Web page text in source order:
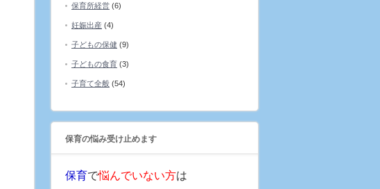
保育所経営 (6)
妊娠出産 (4)
子どもの保健 (9)
子どもの食育 (3)
子育て全般 (54)
保育の悩み受け止めます
保育で悩んでいない方は